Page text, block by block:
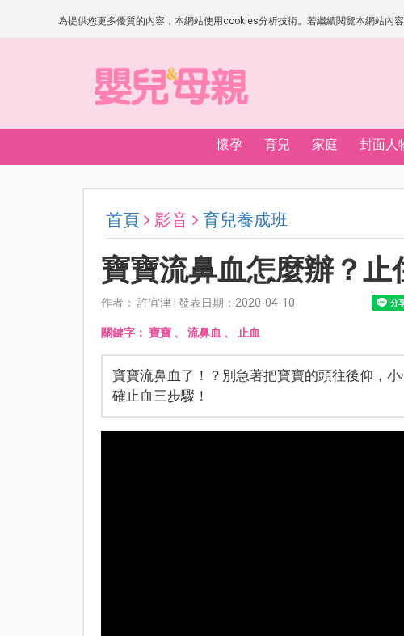
為提供您更多優質的內容，本網站使用cookies分析技術。若繼續閱覽本網站
懷孕 育兒 家庭 封面人
首頁 影音 育兒養成班
寶寶流鼻血怎麼辦？止
作者： 許宜津 | 發表日期：2020-04-10
關鍵字： 寶寶、 流鼻血 、 止血
寶寶流鼻血了！？別急著把寶寶的頭往後仰，
確止血三步驟！